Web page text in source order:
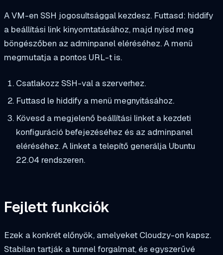
A VM-en SSH jogosultsággal kezdesz. Futtasd: hiddify
a beállítási link kinyomtatásához, majd nyisd meg
böngészőben az adminpanel eléréséhez. A menü
megmutatja a pontos URL-t is.
Csatlakozz SSH-val a szerverhez.
Futtasd le hiddifya menü megnyitásához.
Kövesd a megjelenő beállítási linket a kezdeti
konfiguráció befejezéséhez és az adminpanel
eléréséhez. A linket a telepítő generálja Ubuntu
22.04 rendszeren.
Fejlett funkciók
Ezek a konkrét előnyök, amelyeket Cloudzy-on kapsz.
Stabilan tartják a tunnel forgalmat, és egyszerűvé